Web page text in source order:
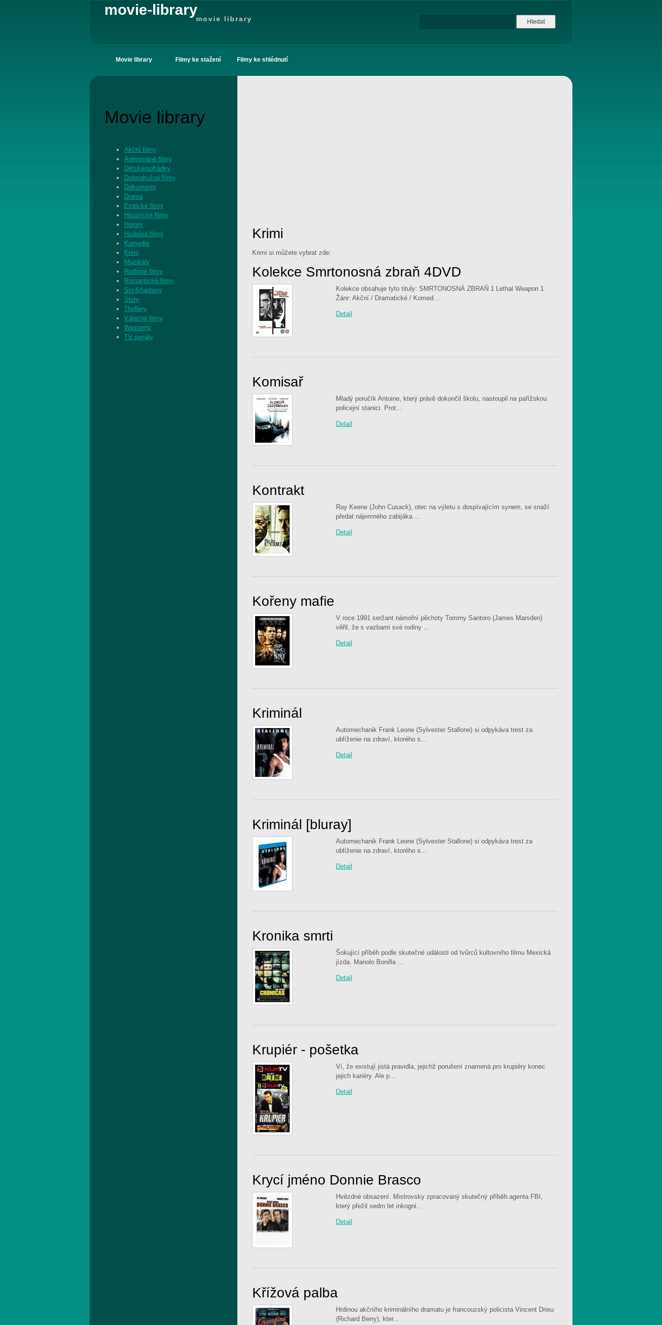
movie-library
movie library
Movie library Filmy ke stažení Filmy ke shlédnutí
Krimi
Krimi si můžete vybrat zde:
Kolekce Smrtonosná zbraň 4DVD
Kolekce obsahuje tyto tituly: SMRTONOSNÁ ZBRAŇ 1 Lethal Weapon 1
Žánr: Akční / Dramatické / Komed...
Detail
Komisař
Mladý poručík Antoine, který právě dokončil školu, nastoupil na pařížskou
policejní stanici. Prot...
Detail
Kontrakt
Ray Keene (John Cusack), otec na výletu s dospívajícím synem, se snaží
předat nájemného zabijáka ...
Detail
Kořeny mafie
V roce 1991 seržant námořní pěchoty Tommy Santoro (James Marsden)
věřil, že s vazbami své rodiny ...
Detail
Kriminál
Automechanik Frank Leone (Sylvester Stallone) si odpykáva trest za
ublíženie na zdraví, ktorého s...
Detail
Kriminál [bluray]
Automechanik Frank Leone (Sylvester Stallone) si odpykáva trest za
ublíženie na zdraví, ktorého s...
Detail
Kronika smrti
Šokující příběh podle skutečné události od tvůrců kultovního filmu Mexická
jízda. Manolo Bonilla ...
Detail
Krupiér - pošetka
Ví, že existují jistá pravidla, jejichž porušení znamená pro krupiéry konec
jejich kariéry. Ale p...
Detail
Krycí jméno Donnie Brasco
Hvězdné obsazení. Mistrovsky zpracovaný skutečný příběh agenta FBI,
který přežil sedm let inkogni...
Detail
Křížová palba
Hrdinou akčního kriminálního dramatu je francouzský policista Vincent Drieu
(Richard Berry), kter...
Movie library
Akční filmy
Animované filmy
Dětské/pohádky
Dobrodružné filmy
Dokumenty
Drama
Erotické filmy
Historické filmy
Horory
Hudební filmy
Komedie
Krimi
Muzikály
Rodinné filmy
Romantické filmy
Sci-fi/fantasy
Story
Thrillery
Válečné filmy
Westerny
TV seriály